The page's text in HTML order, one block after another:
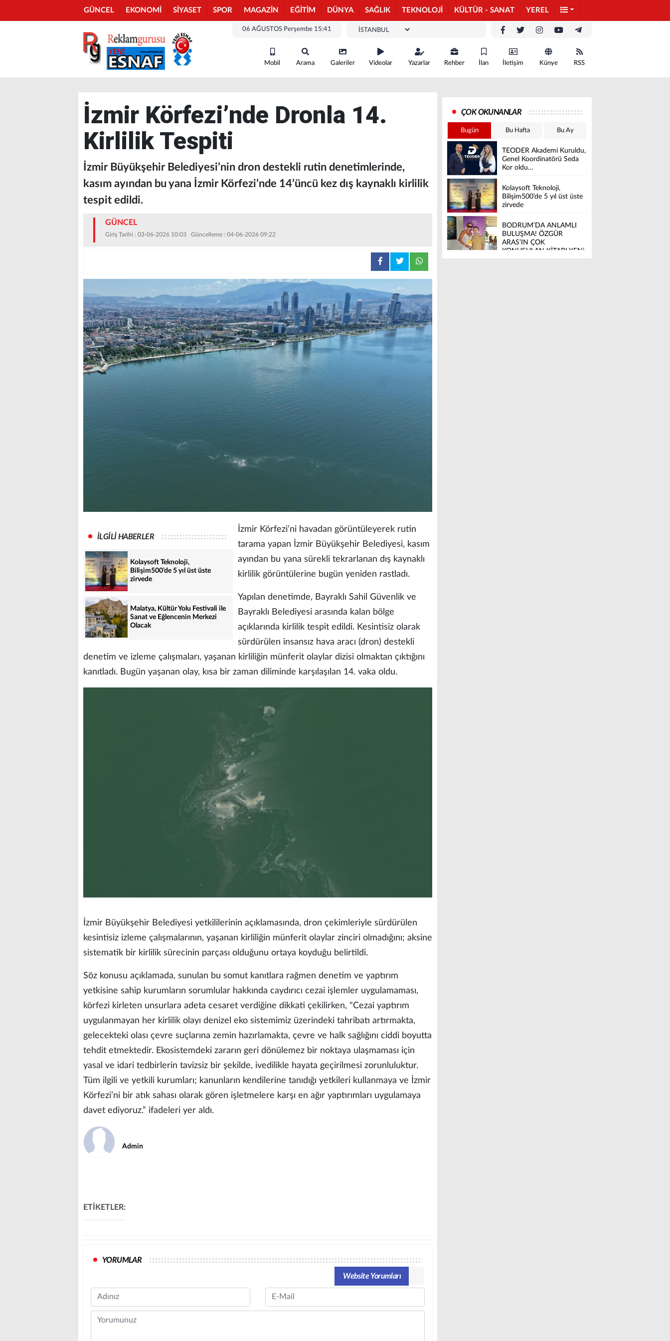
GÜNCEL EKONOMİ SİYASET SPOR MAGAZİN EĞİTİM DÜNYA SAĞLIK TEKNOLOJİ KÜLTÜR - SANAT YEREL
06 AĞUSTOS Perşembe 15:41
Mobil Arama Galeriler Videolar Yazarlar Rehber İlan İletişim Künye RSS
İzmir Körfezi’nde Dronla 14.
Kirlilik Tespiti
İzmir Büyükşehir Belediyesi’nin dron destekli rutin denetimlerinde,
kasım ayından bu yana İzmir Körfezi’nde 14’üncü kez dış kaynaklı kirlilik
tespit edildi.
GÜNCEL
Giriş Tarihi : 03-06-2026 10:03 Güncelleme : 04-06-2026 09:22
İLGİLİ HABERLER
Kolaysoft Teknoloji,
Bilişim500’de 5 yıl üst üste
zirvede
Malatya, Kültür Yolu Festivali ile
Sanat ve Eğlencenin Merkezi
Olacak
İzmir Körfezi’ni havadan görüntüleyerek rutin
tarama yapan İzmir Büyükşehir Belediyesi, kasım
ayından bu yana sürekli tekrarlanan dış kaynaklı
kirlilik görüntülerine bugün yeniden rastladı.
Yapılan denetimde, Bayraklı Sahil Güvenlik ve
Bayraklı Belediyesi arasında kalan bölge
açıklarında kirlilik tespit edildi. Kesintisiz olarak
sürdürülen insansız hava aracı (dron) destekli
denetim ve izleme çalışmaları, yaşanan kirliliğin münferit olaylar dizisi olmaktan çıktığını
kanıtladı. Bugün yaşanan olay, kısa bir zaman diliminde karşılaşılan 14. vaka oldu.
İzmir Büyükşehir Belediyesi yetkililerinin açıklamasında, dron çekimleriyle sürdürülen
kesintisiz izleme çalışmalarının, yaşanan kirliliğin münferit olaylar zinciri olmadığını; aksine
sistematik bir kirlilik sürecinin parçası olduğunu ortaya koyduğu belirtildi.
Söz konusu açıklamada, sunulan bu somut kanıtlara rağmen denetim ve yaptırım
yetkisine sahip kurumların sorumlular hakkında caydırıcı cezai işlemler uygulamaması,
körfezi kirleten unsurlara adeta cesaret verdiğine dikkati çekilirken, "Cezai yaptırım
uygulanmayan her kirlilik olayı denizel eko sistemimiz üzerindeki tahribatı artırmakta,
gelecekteki olası çevre suçlarına zemin hazırlamakta, çevre ve halk sağlığını ciddi boyutta
tehdit etmektedir. Ekosistemdeki zararın geri dönülemez bir noktaya ulaşmaması için
yasal ve idari tedbirlerin tavizsiz bir şekilde, ivedilikle hayata geçirilmesi zorunluluktur.
Tüm ilgili ve yetkili kurumları; kanunların kendilerine tanıdığı yetkileri kullanmaya ve İzmir
Körfezi’ni bir atık sahası olarak gören işletmelere karşı en ağır yaptırımları uygulamaya
davet ediyoruz.” ifadeleri yer aldı.
Admin
ETİKETLER:
YORUMLAR
Website Yorumları
Name Email
Comment
ÇOK OKUNANLAR
Bugün Bu Hafta Bu Ay
TEODER Akademi Kuruldu,
Genel Koordinatörü Seda
Kor oldu…
Kolaysoft Teknoloji,
Bilişim500’de 5 yıl üst üste
zirvede
BODRUM’DA ANLAMLI
BULUŞMA! ÖZGÜR
ARAS’IN ÇOK
KONUŞULAN KİTABI YENi